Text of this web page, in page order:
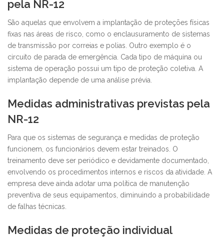
pela NR-12
São aquelas que envolvem a implantação de proteções físicas
fixas nas áreas de risco, como o enclausuramento de sistemas
de transmissão por correias e polias. Outro exemplo é o
circuito de parada de emergência. Cada tipo de máquina ou
sistema de operação possui um tipo de proteção coletiva. A
implantação depende de uma análise prévia.
Medidas administrativas previstas pela
NR-12
Para que os sistemas de segurança e medidas de proteção
funcionem, os funcionários devem estar treinados. O
treinamento deve ser periódico e devidamente documentado,
envolvendo os procedimentos internos e riscos da atividade. A
empresa deve ainda adotar uma política de manutenção
preventiva de seus equipamentos, diminuindo a probabilidade
de falhas técnicas.
Medidas de proteção individual